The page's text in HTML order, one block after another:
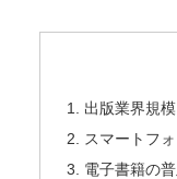
出版業界規
スマートフ
電子書籍の